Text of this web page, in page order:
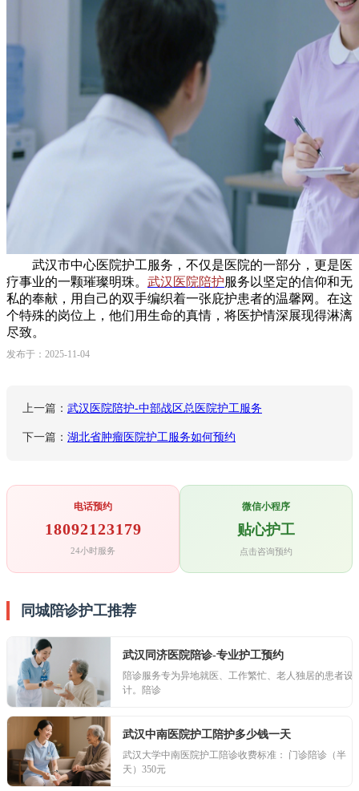
武汉市中心医院护工服务，不仅是医院的一部分，更是医
疗事业的一颗璀璨明珠。 武汉医院陪护服务以坚定的信仰和无
私的奉献，用自己的双手编织着一张庇护患者的温馨网。在这
个特殊的岗位上，他们用生命的真情，将医护情深展现得淋漓
尽致。
发布于：2025-11-04
上一篇： 武汉医院陪护-中部战区总医院护工服务
下一篇： 湖北省肿瘤医院护工服务如何预约
电话预约
18092123179
24小时服务
微信小程序
贴心护工
点击咨询预约
同城陪诊护工推荐
武汉同济医院陪诊-专业护工预约
陪诊服务专为异地就医、工作繁忙、老人独居的患者设
计。陪诊
武汉中南医院护工陪护多少钱一天
武汉大学中南医院护工陪诊收费标准： 门诊陪诊（半
天）350元